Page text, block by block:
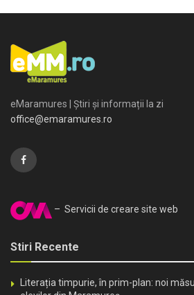
eMaramures | Știri și informații la zi
office@emaramures.ro
– Servicii de creare site web
Stiri Recente
Literația timpurie, în prim-plan: noi